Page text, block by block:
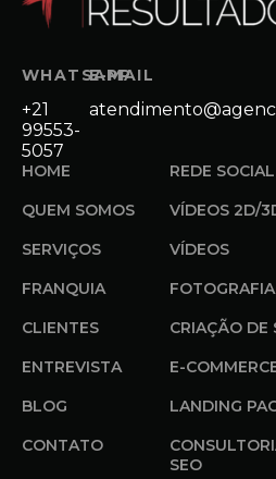
WHATSAPP
+21
99553-
5057
E-MAIL
HOME
QUEM SOMOS
SERVIÇOS
FRANQUIA
CLIENTES
ENTREVISTA
BLOG
CONTATO
REDE SOCIAL
VÍDEOS 2D/
VÍDEOS
FOTOGRAFIA
CRIAÇÃO DE
E-
LANDING
SEO